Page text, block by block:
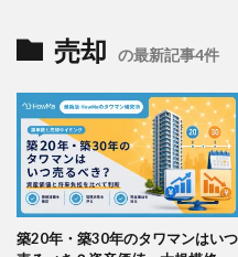
売却 の最新記事4件
築20年・築30年のタワマンはいつ